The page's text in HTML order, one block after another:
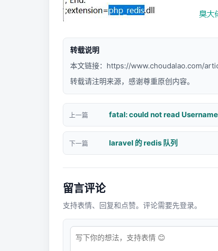
转载说明
本文链接： https://www.choudalao.com/
转载请注明来源，感谢尊重原创内容。
上一篇 fatal: could not read
下一篇 laravel 的 redis 队列
留言评论
支持表情、回复和点赞。评论需要先登录。